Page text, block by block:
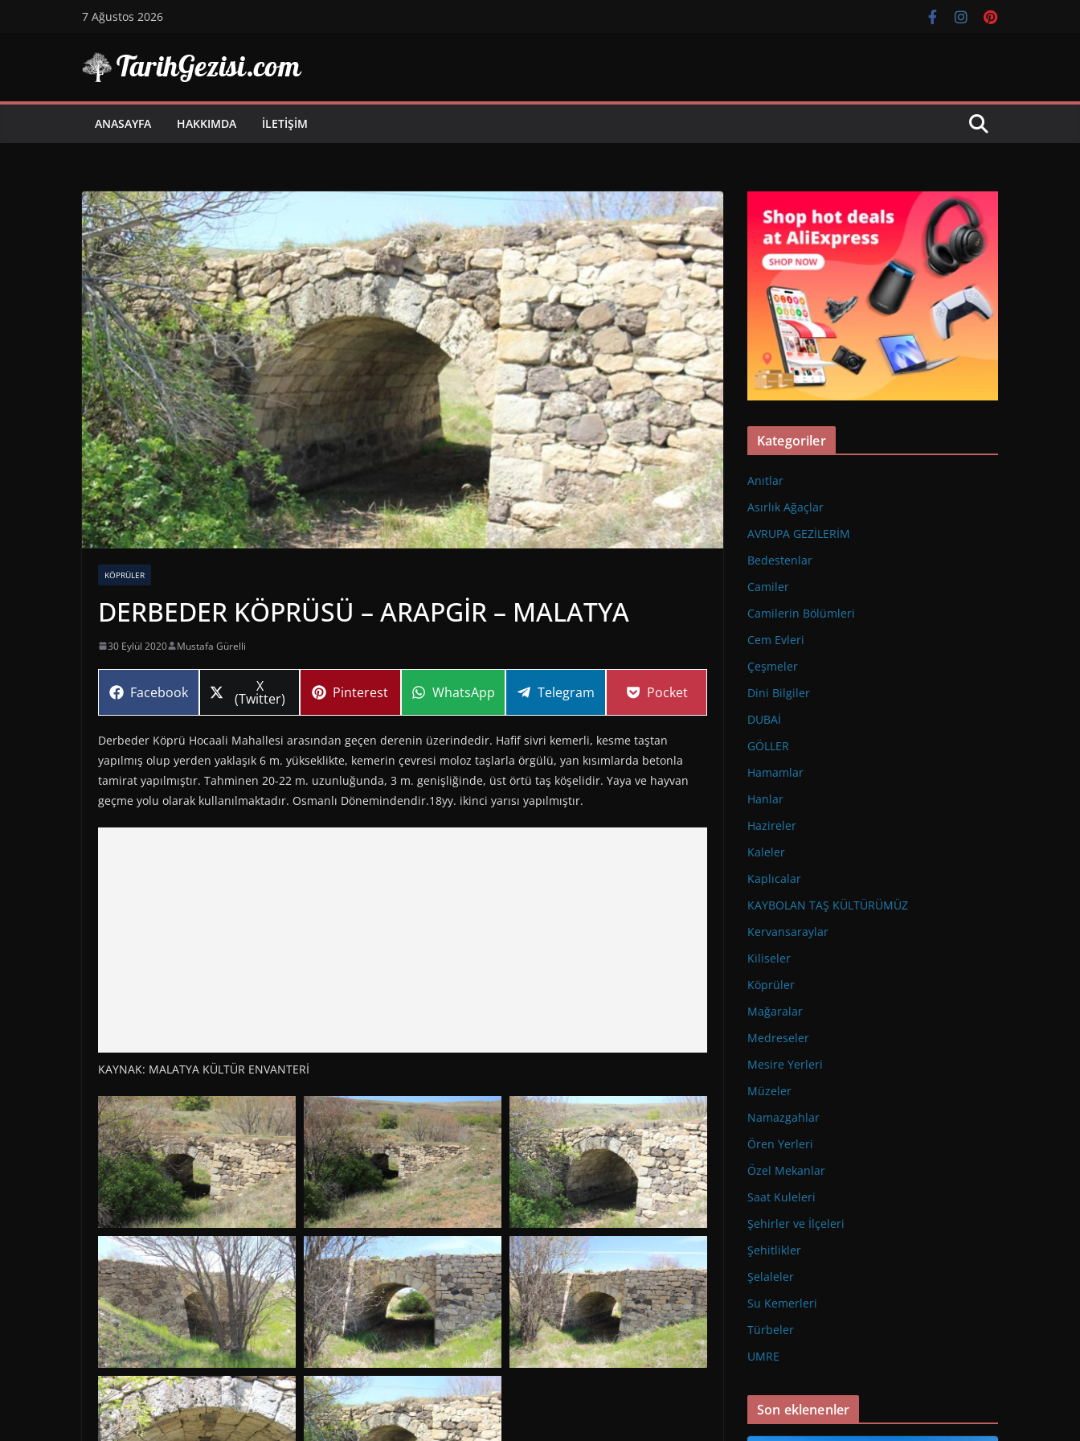
7 Ağustos 2026
ANASAYFA HAKKIMDA İLETIŞIM
KÖPRÜLER
DERBEDER KÖPRÜSÜ – ARAPGİR – MALATYA
30 Eylül 2020 Mustafa Gürelli
Share
Facebook Share
on
X
(Twitter) Share
Pinterest Share
WhatsApp Share
Telegram Share
Pocket
Derbeder Köprü Hocaali Mahallesi arasından geçen derenin üzerindedir. Hafif sivri kemerli, kesme taştan
yapılmış olup yerden yaklaşık 6 m. yükseklikte, kemerin çevresi moloz taşlarla örgülü, yan kısımlarda betonla
tamirat yapılmıştır. Tahminen 20-22 m. uzunluğunda, 3 m. genişliğinde, üst örtü taş köşelidir. Yaya ve hayvan
geçme yolu olarak kullanılmaktadır. Osmanlı Dönemindendir.18yy. ikinci yarısı yapılmıştır.
KAYNAK: MALATYA KÜLTÜR ENVANTERİ
Kategoriler
Anıtlar
Asırlık Ağaçlar
AVRUPA GEZİLERİM
Bedestenlar
Camiler
Camilerin Bölümleri
Cem Evleri
Çeşmeler
Dini Bilgiler
DUBAİ
GÖLLER
Hamamlar
Hanlar
Hazireler
Kaleler
Kaplıcalar
KAYBOLAN TAŞ KÜLTÜRÜMÜZ
Kervansaraylar
Kiliseler
Köprüler
Mağaralar
Medreseler
Mesire Yerleri
Müzeler
Namazgahlar
Ören Yerleri
Özel Mekanlar
Saat Kuleleri
Şehirler ve İlçeleri
Şehitlikler
Şelaleler
Su Kemerleri
Türbeler
UMRE
Son eklenenler